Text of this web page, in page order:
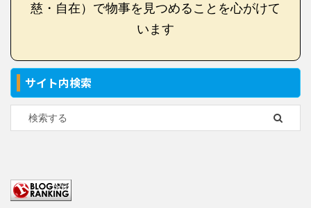
慈・自在）で物事を見つめることを心がけて
います
サイト内検索